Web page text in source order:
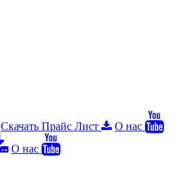
Скачать Прайс Лист
О нас
О нас